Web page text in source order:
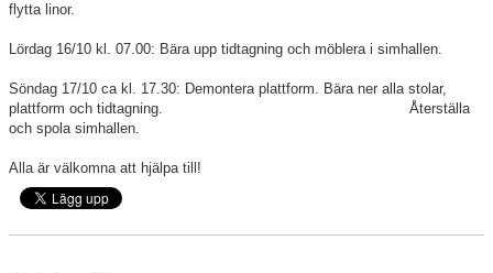
flytta linor.
Lördag 16/10 kl. 07.00: Bära upp tidtagning och möblera i simhallen.
Söndag 17/10 ca kl. 17.30: Demontera plattform. Bära ner alla stolar,
plattform och tidtagning. Återställa
och spola simhallen.
Alla är välkomna att hjälpa till!